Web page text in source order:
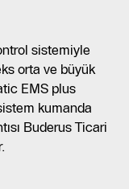
sistemiyle
orta ve büyük
EMS plus
kumanda
Buderus Ticari